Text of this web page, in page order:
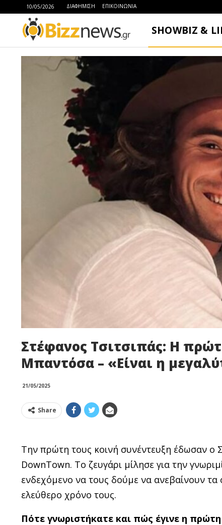
10/05/2026 ΔΙΑΦΗΜΙΣΗ ΕΠΙΚΟΙΝΩΝΙΑ
SHOWBIZ &
Στέφανος Τσιτσιπάς: Η
Μπαντόσα – «Είναι η
21/05/2025
Share
Την πρώτη τους κοινή συνέντευξη έδωσαν ο
DownTown. Το ζευγάρι μίλησε για την
ενδεχόμενο να τους δούμε να ανεβαίνουν
ελεύθερο χρόνο τους.
Πότε γνωριστήκατε και πώς έγινε η